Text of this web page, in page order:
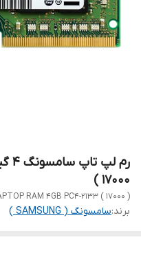
17000 )
RAM 4GB PC4-2133 ( 17000 )
برند:سامسونگ ( SAMSUNG )